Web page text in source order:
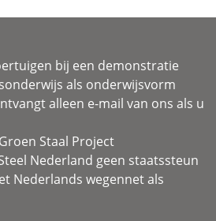
bij een demonstratie
als onderwijsvorm
alleen e-mail van ons als u
Staal Project
Nederland geen staatssteun
Nederlands wegennet als